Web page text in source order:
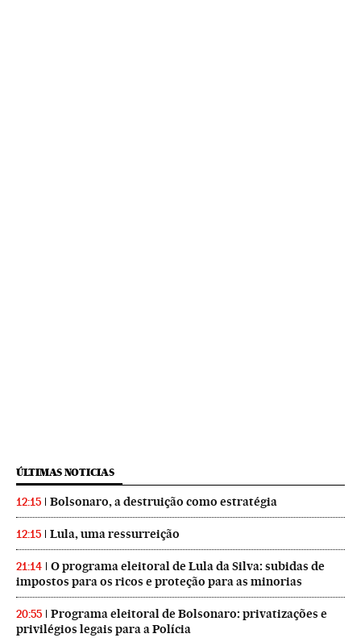
ÚLTIMAS NOTICIAS
12:15 Bolsonaro, a destruição como estratégia
12:15 Lula, uma ressurreição
21:14
O programa eleitoral de Lula da Silva: subidas de
impostos para os ricos e proteção para as minorias
20:55
Programa eleitoral de Bolsonaro: privatizações e
privilégios legais para a Polícia